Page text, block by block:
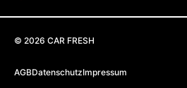
© 2026 CAR FRESH
AGBDatenschutzImpressum